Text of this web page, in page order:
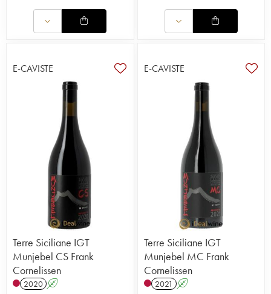
E-CAVISTE
Terre Siciliane IGT
Munjebel CS Frank
Cornelissen
2020 A
E-CAVISTE
Terre Siciliane IGT
Munjebel MC Frank
Cornelissen
2021 A